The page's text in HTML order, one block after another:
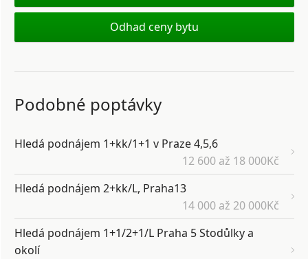
Odhad ceny bytu
Podobné poptávky
Hledá podnájem 1+kk/1+1 v Praze 4,5,6
12 600 až 18 000Kč
Hledá podnájem 2+kk/L, Praha13
14 000 až 20 000Kč
Hledá podnájem 1+1/2+1/L Praha 5 Stodůlky a
okolí